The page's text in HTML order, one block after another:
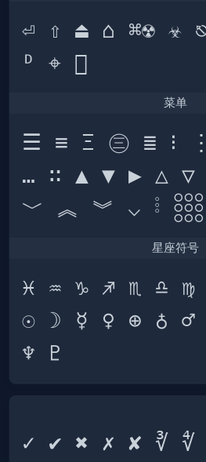
⏎ ⇧ ⏏ ⌂ ⌘☢ ☣
菜单
☰ ≡ Ξ ㊂ ≣ ⁝
… ∷ ▲ ▼ ▶ △ ▽
星座符号
♓ ♒ ♑ ♐ ♏ ♎
☉ ☽ ☿ ♀ ⊕ ♁ ♂
✓ ✔ ✖ ✗ ✘ ∛ ∜